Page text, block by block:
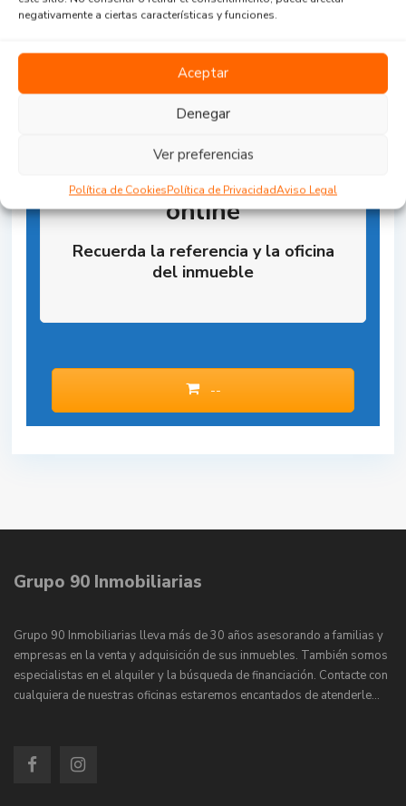
negativamente a ciertas características y funciones.
Aceptar
Denegar
Ver preferencias
Política de CookiesPolítica de PrivacidadAviso Legal
Reserva la Propiedad
online
Recuerda la referencia y la oficina
del inmueble
--
Grupo 90 Inmobiliarias
Grupo 90 Inmobiliarias lleva más de 30 años asesorando a familias y
empresas en la venta y adquisición de sus inmuebles. También somos
especialistas en el alquiler y la búsqueda de financiación. Contacte con
cualquiera de nuestras oficinas estaremos encantados de atenderle…